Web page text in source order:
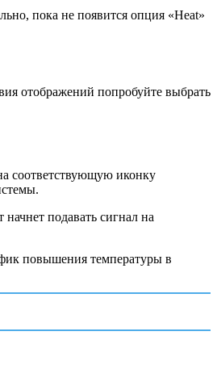
пока не появится опция «Heat»
отображений попробуйте выбрать
соответствующую иконку
подавать сигнал на
повышения температуры в